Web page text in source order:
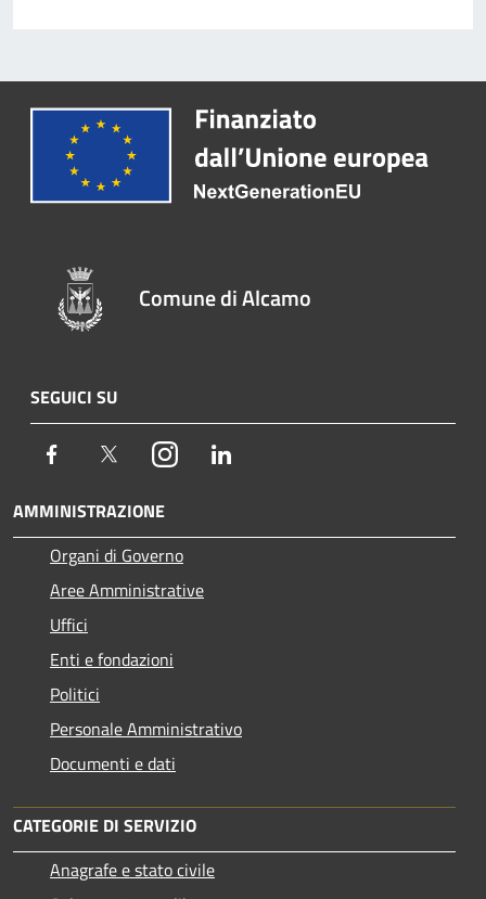
Comune di Alcamo
SEGUICI SU
Facebook TwitterInstagram
AMMINISTRAZIONE
Organi di Governo
Aree Amministrative
Uffici
Enti e fondazioni
Politici
Personale Amministrativo
Documenti e dati
CATEGORIE DI SERVIZIO
Anagrafe e stato civile